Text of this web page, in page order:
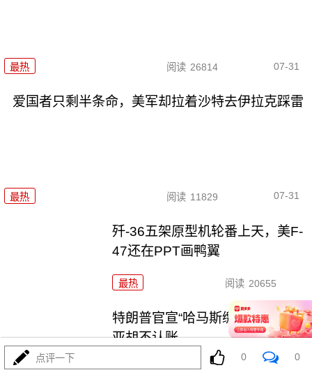
最热 阅读 26814 07-31
爱国者只剩半条命，美军却拉着沙特去伊拉克踩雷
最热 阅读 11829 07-31
歼-36五架原型机轮番上天，美F-
47还在PPT画鸭翼
最热 阅读 20655
特朗普官宣“哈马斯缴械”，内塔尼
亚胡不认账
最热
点评一下 0 0